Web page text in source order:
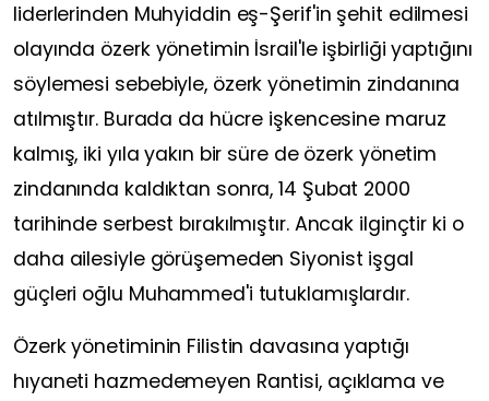
liderlerinden Muhyiddin eş-Şerif'in şehit edilmesi
olayında özerk yönetimin İsrail'le işbirliği yaptığını
söylemesi sebebiyle, özerk yönetimin zindanına
atılmıştır. Burada da hücre işkencesine maruz
kalmış, iki yıla yakın bir süre de özerk yönetim
zindanında kaldıktan sonra, 14 Şubat 2000
tarihinde serbest bırakılmıştır. Ancak ilginçtir ki o
daha ailesiyle görüşemeden Siyonist işgal
güçleri oğlu Muhammed'i tutuklamışlardır.
Özerk yönetiminin Filistin davasına yaptığı
hıyaneti hazmedemeyen Rantisi, açıklama ve